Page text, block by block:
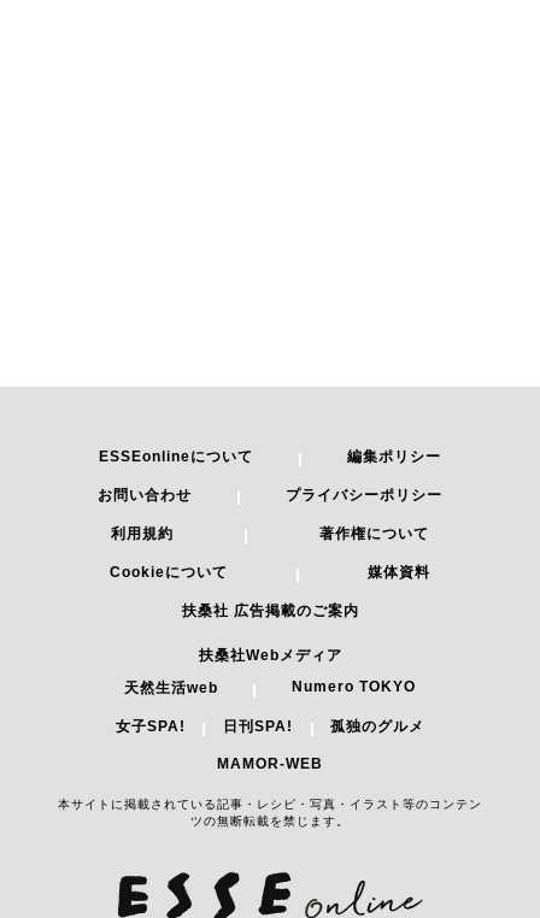
ESSEonlineについて 編集ポリシー
お問い合わせ プライバシーポリシー
利用規約 著作権について
Cookieについて 媒体資料
扶桑社 広告掲載のご案内
扶桑社Webメディア
天然生活web
Numero TOKYO
女子SPA! 日刊SPA! 孤独のグルメ
MAMOR-WEB
本サイトに掲載されている記事・レシピ・写真・イラスト等のコンテン
ツの無断転載を禁じます。